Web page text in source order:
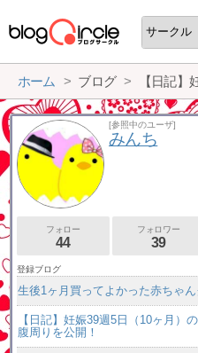
ホーム ブログ
[参照中のユーザ]
みんち
フォロー
44
フォロワー
39
登録ブログ
生後1ヶ月買ってよかった赤ちゃん
【日記】妊娠39週5日（10ヶ月）
腹周りを公開！